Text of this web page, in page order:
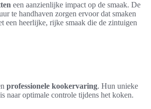
een aanzienlijke impact op de smaak. De
te handhaven zorgen ervoor dat smaken
een heerlijke, rijke smaak die de zintuigen
professionele kookervaring. Hun unieke
naar optimale controle tijdens het koken.